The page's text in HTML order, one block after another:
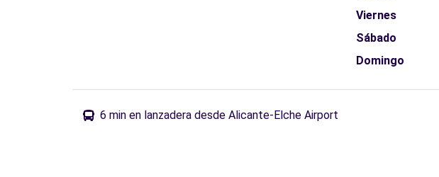
Viernes
Sábado
Domingo
6 min en lanzadera desde Alicante-Elche Airport